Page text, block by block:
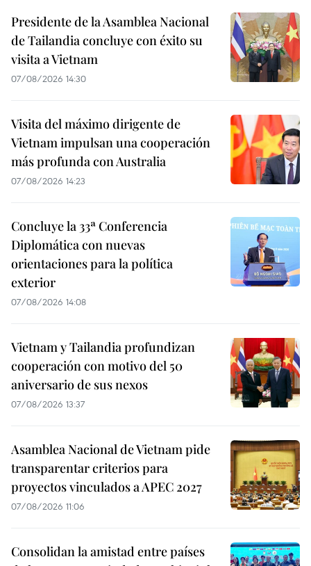
Presidente de la Asamblea Nacional
de Tailandia concluye con éxito su
visita a Vietnam
07/08/2026 14:30
Visita del máximo dirigente de
Vietnam impulsan una cooperación
más profunda con Australia
07/08/2026 14:23
Concluye la 33ª Conferencia
Diplomática con nuevas
orientaciones para la política
exterior
07/08/2026 14:08
Vietnam y Tailandia profundizan
cooperación con motivo del 50
aniversario de sus nexos
07/08/2026 13:37
Asamblea Nacional de Vietnam pide
transparentar criterios para
proyectos vinculados a APEC 2027
07/08/2026 11:06
Consolidan la amistad entre países